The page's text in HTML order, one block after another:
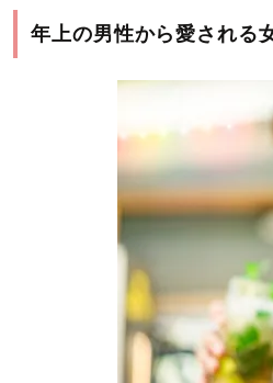
年上の男性から愛される